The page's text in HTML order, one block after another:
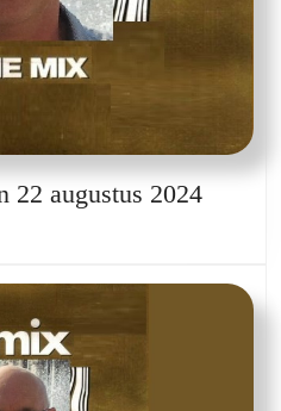
augustus 2024Remix
Mix